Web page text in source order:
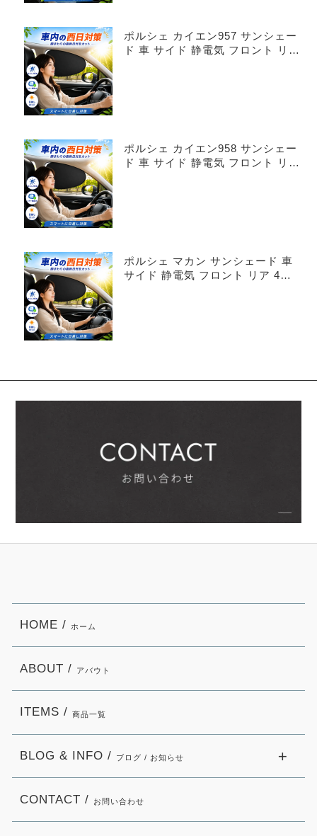
ポルシェ カイエン957 サンシェー
ド 車 サイド 静電気 フロント リア
ポルシェ カイエン958 サンシェー
ド 車 サイド 静電気 フロント リア
ポルシェ マカン サンシェード 車
サイド 静電気 フロント リア 4枚
HOME / ホーム
ABOUT / アバウト
ITEMS / 商品一覧
BLOG & INFO / ブログ / お知らせ
CONTACT / お問い合わせ